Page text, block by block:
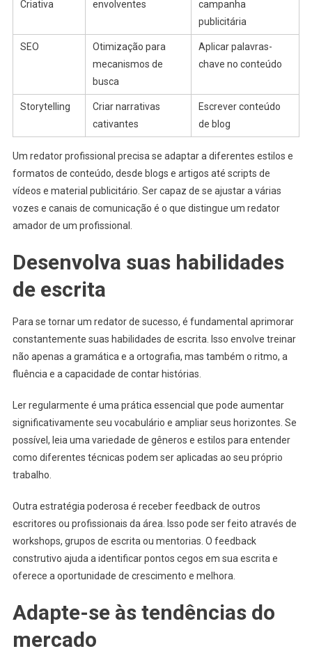
Criativa
envolventes
campanha
publicitária
SEO
Otimização para
mecanismos de
busca
Aplicar palavras-
chave no conteúdo
Storytelling
Criar narrativas
cativantes
Escrever conteúdo
de blog
Um redator profissional precisa se adaptar a diferentes estilos e
formatos de conteúdo, desde blogs e artigos até scripts de
vídeos e material publicitário. Ser capaz de se ajustar a várias
vozes e canais de comunicação é o que distingue um redator
amador de um profissional.
Desenvolva suas habilidades
de escrita
Para se tornar um redator de sucesso, é fundamental aprimorar
constantemente suas habilidades de escrita. Isso envolve treinar
não apenas a gramática e a ortografia, mas também o ritmo, a
fluência e a capacidade de contar histórias.
Ler regularmente é uma prática essencial que pode aumentar
significativamente seu vocabulário e ampliar seus horizontes. Se
possível, leia uma variedade de gêneros e estilos para entender
como diferentes técnicas podem ser aplicadas ao seu próprio
trabalho.
Outra estratégia poderosa é receber feedback de outros
escritores ou profissionais da área. Isso pode ser feito através de
workshops, grupos de escrita ou mentorias. O feedback
construtivo ajuda a identificar pontos cegos em sua escrita e
oferece a oportunidade de crescimento e melhora.
Adapte-se às tendências do
mercado